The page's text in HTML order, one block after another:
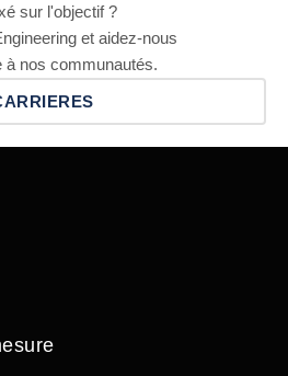
sur l'objectif ?
et aidez-nous
à nos communautés.